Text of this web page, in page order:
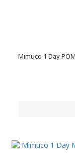
Mimuco 1 Day